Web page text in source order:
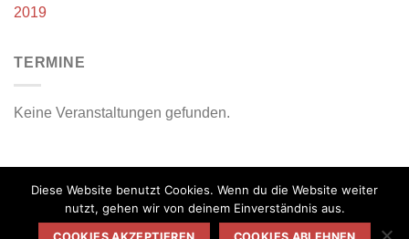
2019
TERMINE
Keine Veranstaltungen gefunden.
Diese Website benutzt Cookies. Wenn du die Website weiter
nutzt, gehen wir von deinem Einverständnis aus.